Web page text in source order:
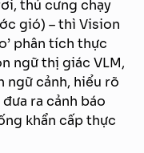
thú cưng chạy
gió) – thì Vision
phân tích thực
ngữ thị giác VLM,
ngữ cảnh, hiểu rõ
ra cảnh báo
khẩn cấp thực